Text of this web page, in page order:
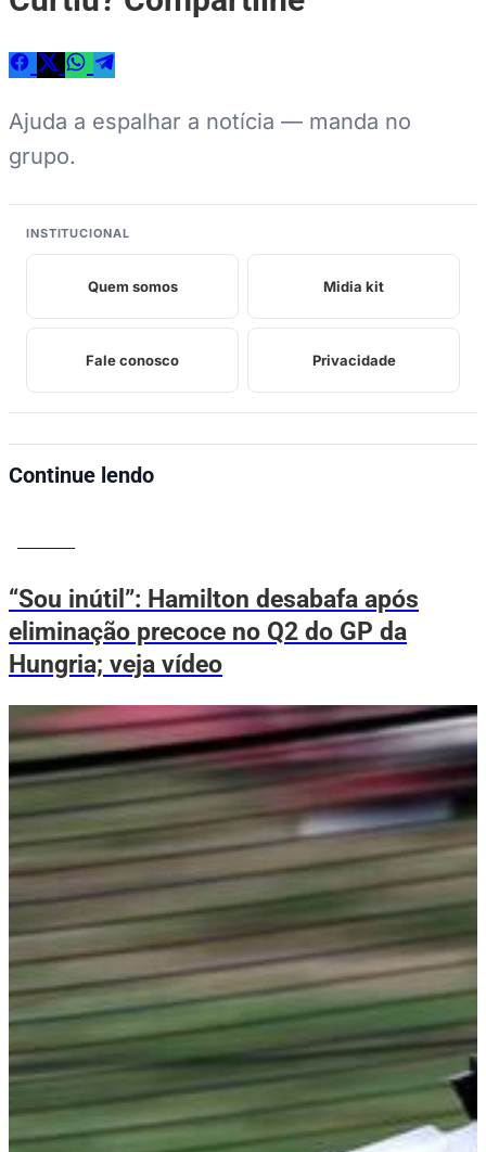
Ajuda a espalhar a notícia — manda no
grupo.
INSTITUCIONAL
Quem somos Midia kit
Fale conosco Privacidade
Continue lendo
“Sou inútil”: Hamilton desabafa após
eliminação precoce no Q2 do GP da
Hungria; veja vídeo